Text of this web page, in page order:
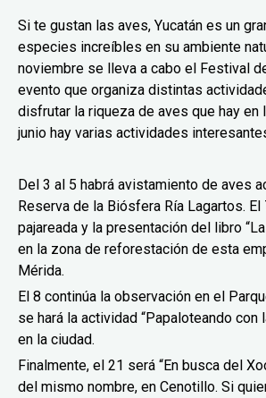
Si te gustan las aves, Yucatán es un
especies increíbles en su ambiente
noviembre se lleva a cabo el Festival
evento que organiza distintas
disfrutar la riqueza de aves que hay en
junio hay varias actividades
Del 3 al 5 habrá avistamiento de aves
Reserva de la Biósfera Ría Lagartos. El
pajareada y la presentación del libro
en la zona de reforestación de esta
Mérida.
El 8 continúa la observación en el
se hará la actividad “Papaloteando con
en la ciudad.
Finalmente, el 21 será “En busca del
del mismo nombre, en Cenotillo. Si